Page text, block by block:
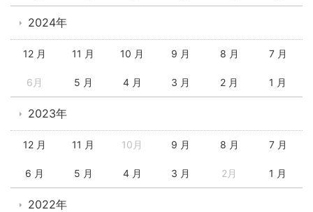
2024年
12 月 11 月 10 月 9 月 8 月 7 月
6月 5 月 4 月 3 月 2 月 1 月
2023年
12 月 11 月 10月 9 月 8 月 7 月
6 月 5 月 4 月 3 月 2月 1 月
2022年